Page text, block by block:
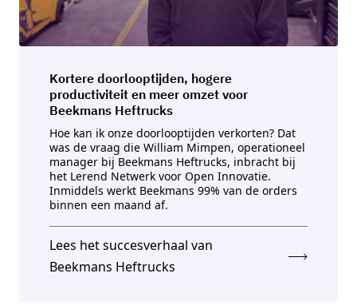
Kortere doorlooptijden, hogere
productiviteit en meer omzet voor
Beekmans Heftrucks
Hoe kan ik onze doorlooptijden verkorten? Dat
was de vraag die William Mimpen, operationeel
manager bij Beekmans Heftrucks, inbracht bij
het Lerend Netwerk voor Open Innovatie.
Inmiddels werkt Beekmans 99% van de orders
binnen een maand af.
Lees het succesverhaal van
Beekmans Heftrucks